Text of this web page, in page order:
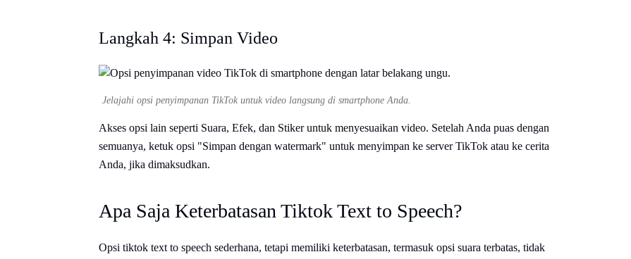
Langkah 4: Simpan Video
Jelajahi opsi penyimpanan TikTok untuk video langsung di smartphone Anda.
Akses opsi lain seperti Suara, Efek, dan Stiker untuk menyesuaikan video. Setelah Anda puas dengan
semuanya, ketuk opsi "Simpan dengan watermark" untuk menyimpan ke server TikTok atau ke cerita
Anda, jika dimaksudkan.
Apa Saja Keterbatasan Tiktok Text to Speech?
Opsi tiktok text to speech sederhana, tetapi memiliki keterbatasan, termasuk opsi suara terbatas, tidak